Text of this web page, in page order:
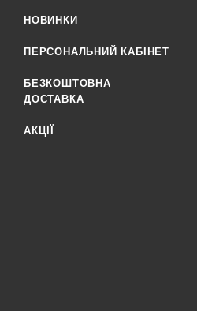
НОВИНКИ
ПЕРСОНАЛЬНИЙ КАБІНЕТ
БЕЗКОШТОВНА
ДОСТАВКА
АКЦІЇ